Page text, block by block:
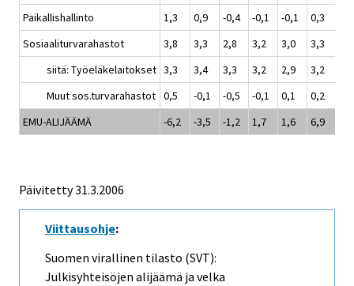
Paikallishallinto
1,3 0,9 -0,4 -0,1 -0,1 0,3
Sosiaaliturvarahastot
3,8 3,3 2,8 3,2 3,0 3,3
siitä: Työeläkelaitokset 3,3 3,4 3,3 3,2 2,9 3,2
Muut sos.turvarahastot 0,5 -0,1 -0,5 -0,1 0,1 0,2
EMU-ALIJÄÄMÄ
-6,2 -3,5 -1,2 1,7 1,6 6,9
Päivitetty31.3.2006
Viittausohje:
Suomen virallinen tilasto (SVT):
Julkisyhteisöjen alijäämä ja velka